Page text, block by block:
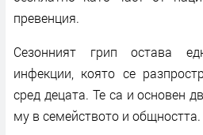
превенция.
Сезонният грип остава
инфекции, която се
сред децата. Те са и основен
му в семейството и общността.